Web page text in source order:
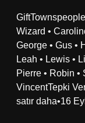
Wizard •
George • Gus •
Leah • Lewis •
Pierre • Robin •
VincentTepki
satır daha•16